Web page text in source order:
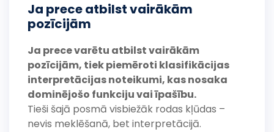
Ja prece atbilst vairākām
pozīcijām
Ja prece varētu atbilst vairākām
pozīcijām, tiek piemēroti klasifikācijas
interpretācijas noteikumi, kas nosaka
dominējošo funkciju vai īpašību.
Tieši šajā posmā visbiežāk rodas kļūdas –
nevis meklēšanā, bet interpretācijā.